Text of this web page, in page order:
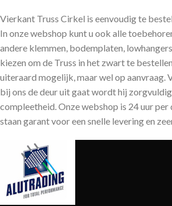
Vierkant Truss Cirkel is eenvoudig te
In onze webshop kunt u ook alle
andere klemmen, bodemplaten,
kiezen om de Truss in het zwart te
uiteraard mogelijk, maar wel op aanvraag.
bij ons de deur uit gaat wordt hij
compleetheid. Onze webshop is 24 uur
staan garant voor een snelle levering en